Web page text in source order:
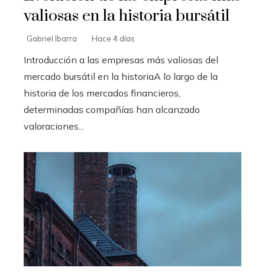
valiosas en la historia bursátil
Gabriel Ibarra Hace 4 días
Introducción a las empresas más valiosas del
mercado bursátil en la historiaA lo largo de la
historia de los mercados financieros,
determinadas compañías han alcanzado
valoraciones...